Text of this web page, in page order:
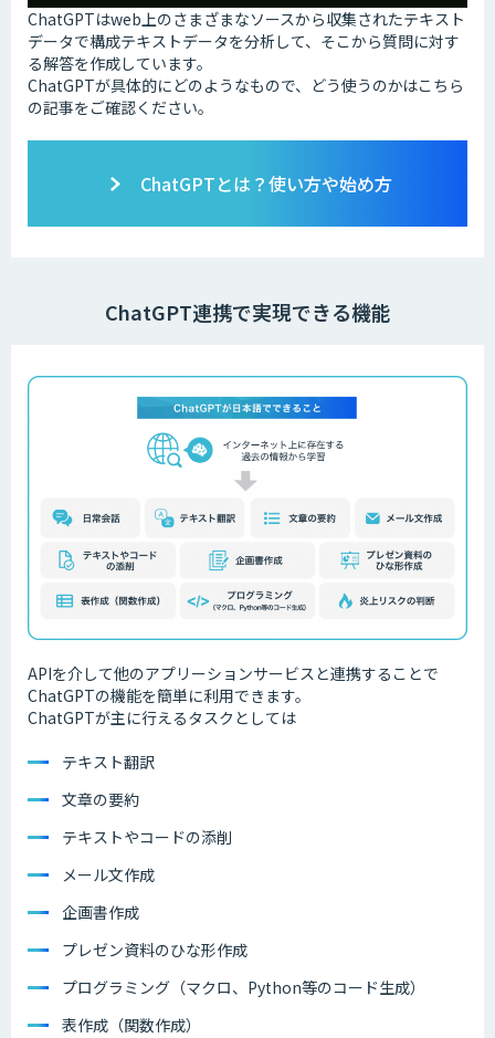
ChatGPTはweb上のさまざまなソースから収集されたテキスト
データで構成テキストデータを分析して、そこから質問に対す
る解答を作成しています。
ChatGPTが具体的にどのようなもので、どう使うのかはこちら
の記事をご確認ください。
ChatGPTとは？使い方や始め方
ChatGPT連携で実現できる機能
APIを介して他のアプリーションサービスと連携することで
ChatGPTの機能を簡単に利用できます。
ChatGPTが主に行えるタスクとしては
テキスト翻訳
文章の要約
テキストやコードの添削
メール文作成
企画書作成
プレゼン資料のひな形作成
プログラミング（マクロ、Python等のコード生成）
表作成（関数作成）